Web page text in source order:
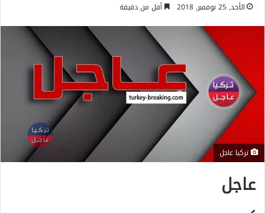
الأحد, 25 نوفمبر, 2018 أقل من دقيقة
تركيا عاجل
عاجل